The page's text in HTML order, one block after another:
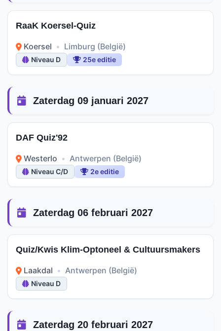
RaaK Koersel-Quiz
Koersel • Limburg (België)
Niveau D 25e editie
Zaterdag 09 januari 2027
DAF Quiz'92
Westerlo • Antwerpen (België)
Niveau C/D 2e editie
Zaterdag 06 februari 2027
Quiz/Kwis Klim-Optoneel & Cultuursmakers
Laakdal • Antwerpen (België)
Niveau D
Zaterdag 20 februari 2027